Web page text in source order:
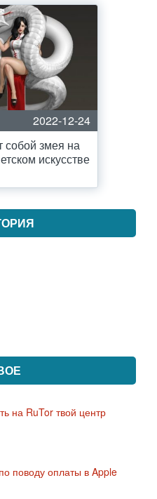
2022-12-24
собой змея на
искусстве
на RuTor твой центр
поводу оплаты в Apple